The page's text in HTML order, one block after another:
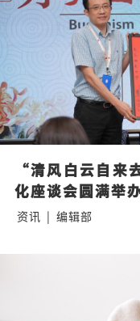
“清风白云自来
化座谈会圆满举
资讯 | 编辑部